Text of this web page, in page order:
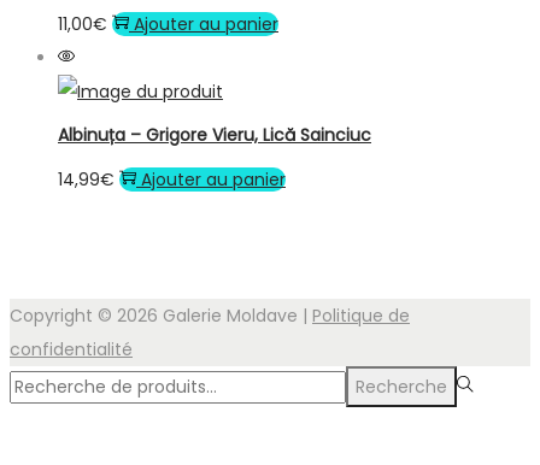
11,00€ Ajouter au panier
Albinuța – Grigore Vieru, Lică Sainciuc
14,99€ Ajouter au panier
Copyright © 2026 Galerie Moldave | Politique de
confidentialité
Rechercher
Recherche